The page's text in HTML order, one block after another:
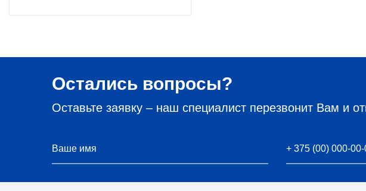
Остались вопросы?
Оставьте заявку – наш специалист перезвонит Вам и